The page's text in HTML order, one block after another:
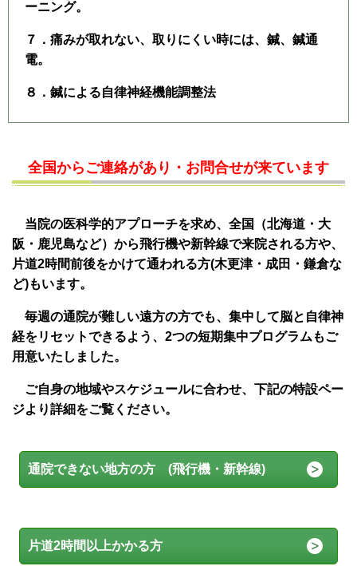
ーニング。
７．痛みが取れない、取りにくい時には、鍼、鍼通
電。
８．鍼による自律神経機能調整法
全国からご連絡があり・お問合せが来ています
当院の医科学的アプローチを求め、全国（北海道・大
阪・鹿児島など）から飛行機や新幹線で来院される方や、
片道2時間前後をかけて通われる方(木更津・成田・鎌倉な
ど)もいます。
毎週の通院が難しい遠方の方でも、集中して脳と自律神
経をリセットできるよう、2つの短期集中プログラムもご
用意いたしました。
ご自身の地域やスケジュールに合わせ、下記の特設ペー
ジより詳細をご覧ください。
通院できない地方の方 (飛行機・新幹線)
片道2時間以上かかる方